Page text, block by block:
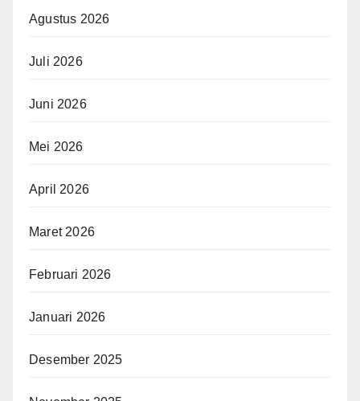
Agustus 2026
Juli 2026
Juni 2026
Mei 2026
April 2026
Maret 2026
Februari 2026
Januari 2026
Desember 2025